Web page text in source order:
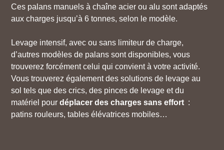
Ces palans manuels à chaîne acier ou alu sont adaptés
aux charges jusqu’à 6 tonnes, selon le modèle.
Levage intensif, avec ou sans limiteur de charge,
d’autres modèles de palans sont disponibles, vous
trouverez forcément celui qui convient à votre activité.
Vous trouverez également des solutions de levage au
sol tels que des crics, des pinces de levage et du
matériel pourdéplacer des charges sans effort :
patins rouleurs, tables élévatrices mobiles…